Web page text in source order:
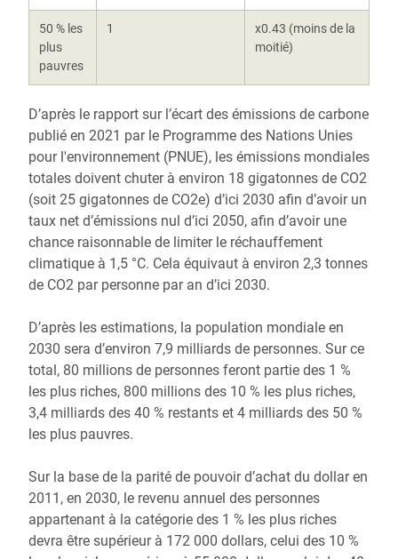
50 % les
plus
pauvres
1
x0.43 (moins de la
moitié)
D’après le rapport sur l’écart des émissions de carbone
publié en 2021 par le Programme des Nations Unies
pour l'environnement (PNUE), les émissions mondiales
totales doivent chuter à environ 18 gigatonnes de CO2
(soit 25 gigatonnes de CO2e) d’ici 2030 afin d’avoir un
taux net d’émissions nul d’ici 2050, afin d’avoir une
chance raisonnable de limiter le réchauffement
climatique à 1,5 °C. Cela équivaut à environ 2,3 tonnes
de CO2 par personne par an d’ici 2030.
D’après les estimations, la population mondiale en
2030 sera d’environ 7,9 milliards de personnes. Sur ce
total, 80 millions de personnes feront partie des 1 %
les plus riches, 800 millions des 10 % les plus riches,
3,4 milliards des 40 % restants et 4 milliards des 50 %
les plus pauvres.
Sur la base de la parité de pouvoir d’achat du dollar en
2011, en 2030, le revenu annuel des personnes
appartenant à la catégorie des 1 % les plus riches
devra être supérieur à 172 000 dollars, celui des 10 %